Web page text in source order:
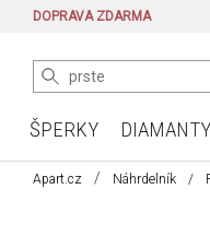
DOPRAVA ZDARMA
ŠPERKY DIAMANTY
Apart.cz Náhrdelník